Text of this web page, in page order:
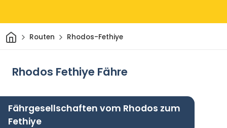
HeimRouten Rhodos-Fethiye
Rhodos Fethiye Fähre
Fährgesellschaften vom Rhodos zum
Fethiye